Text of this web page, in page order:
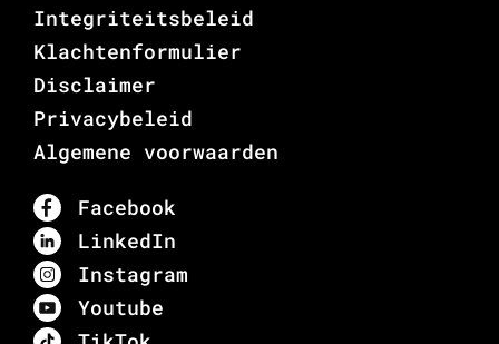
Integriteitsbeleid
Klachtenformulier
Disclaimer
Privacybeleid
Algemene voorwaarden
Facebook
LinkedIn
Instagram
Youtube